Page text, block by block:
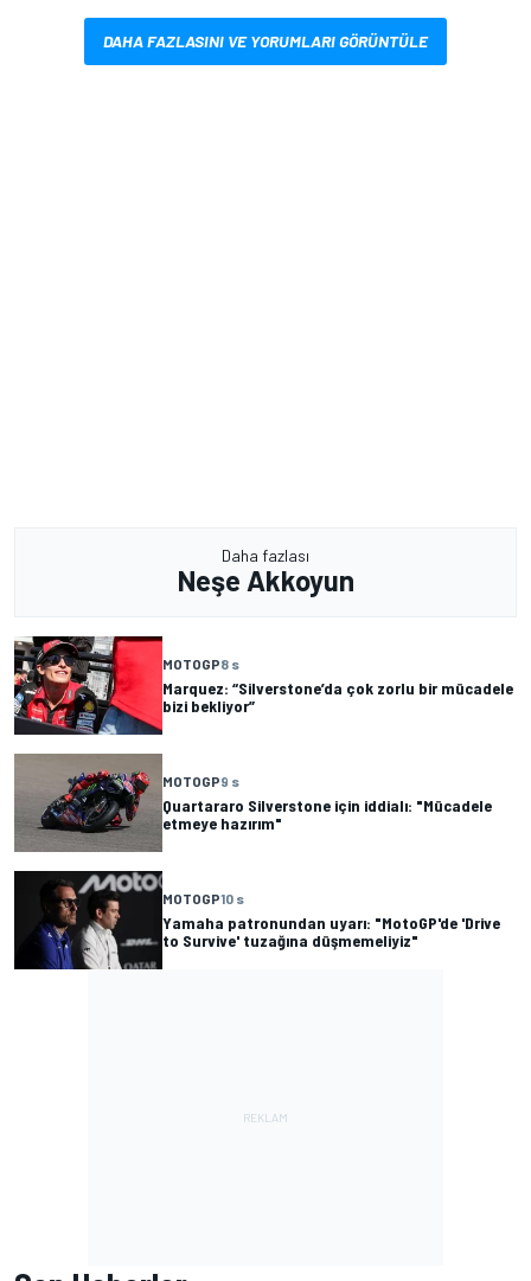
DAHA FAZLASINI VE YORUMLARI GÖRÜNTÜLE
Daha fazlası
Neşe Akkoyun
MOTOGP8 s
Marquez: “Silverstone’da çok zorlu bir mücadele
bizi bekliyor”
MOTOGP9 s
Quartararo Silverstone için iddialı: "Mücadele
etmeye hazırım"
MOTOGP10 s
Yamaha patronundan uyarı: "MotoGP'de 'Drive
to Survive' tuzağına düşmemeliyiz"